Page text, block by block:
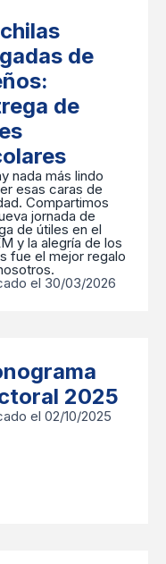
de
de
nada más lindo
esas caras de
Compartimos
jornada de
de útiles en el
y la alegría de los
fue el mejor regalo
el 30/03/2026
2025
el 02/10/2025